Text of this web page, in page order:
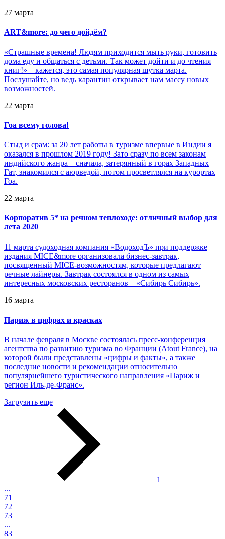
27 марта
ART&more: до чего дойдём?
«Страшные времена! Людям приходится мыть руки, готовить
дома еду и общаться с детьми. Так может дойти и до чтения
книг!» – кажется, это самая популярная шутка марта.
Послушайте, но ведь карантин открывает нам массу новых
возможностей.
22 марта
Гоа всему голова!
Стыд и срам: за 20 лет работы в туризме впервые в Индии я
оказался в прошлом 2019 году! Зато сразу по всем законам
индийского жанра – сначала, затерянный в горах Западных
Гат, знакомился с аюрведой, потом просветлялся на курортах
Гоа.
22 марта
Корпоратив 5* на речном теплоходе: отличный выбор для
лета 2020
11 марта судоходная компания «ВодоходЪ» при поддержке
издания MICE&more организовала бизнес-завтрак,
посвященный MICE-возможностям, которые предлагают
речные лайнеры. Завтрак состоялся в одном из самых
интересных московских ресторанов – «Сибирь Сибирь».
16 марта
Париж в цифрах и красках
В начале февраля в Москве состоялась пресс-конференция
агентства по развитию туризма во Франции (Atout France), на
которой были представлены «цифры и факты», а также
последние новости и рекомендации относительно
популярнейшего туристического направления «Париж и
регион Иль-де-Франс».
Загрузить еще
1
...
71
72
73
...
83